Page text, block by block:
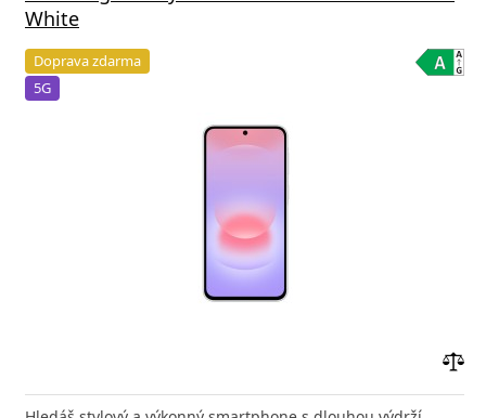
White
Doprava zdarma
5G